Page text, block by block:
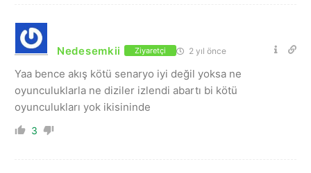
Nedesemkii Ziyaretçi 2 yıl önce
Yaa bence akış kötü senaryo iyi değil yoksa ne
oyunculuklarla ne diziler izlendi abartı bi kötü
oyunculukları yok ikisininde
3